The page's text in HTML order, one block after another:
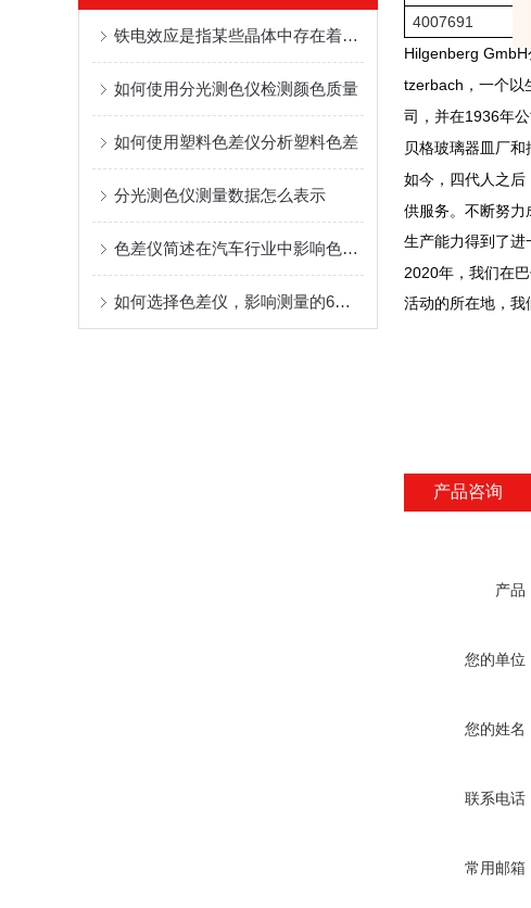
铁电效应是指某些晶体中存在着一种特殊的极化现象
如何使用分光测色仪检测颜色质量
如何使用塑料色差仪分析塑料色差
分光测色仪测量数据怎么表示
色差仪简述在汽车行业中影响色差的主要因素和对策
如何选择色差仪，影响测量的6要素
4007691
Hilgenberg GmbH
tzerbach ，一个
司，并在1936年
贝格玻璃器皿厂
如今，四代人之后
供服务。不断努力
生产能力得到了进
2020年，我们在
活动的所在地，我
产品咨询
产品
您的单位
您的姓名
联系电话
常用邮箱